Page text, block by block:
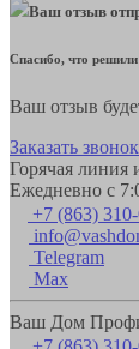
Ваш отзыв
Спасибо, что
Ваш отзыв
Заказать звонок
Горячая линия
Ежедневно с
+7 (863)
Telegram
Max
Ваш Дом